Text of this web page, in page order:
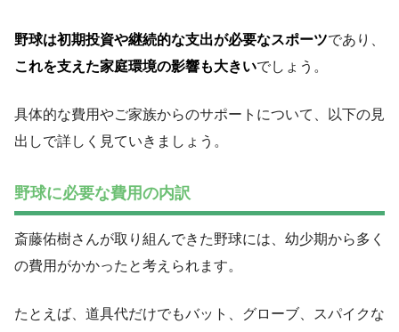
野球は初期投資や継続的な支出が必要なスポーツであり、
これを支えた家庭環境の影響も大きいでしょう。
具体的な費用やご家族からのサポートについて、以下の見
出しで詳しく見ていきましょう。
野球に必要な費用の内訳
斎藤佑樹さんが取り組んできた野球には、幼少期から多く
の費用がかかったと考えられます。
たとえば、道具代だけでもバット、グローブ、スパイクな